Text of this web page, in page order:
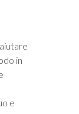
in
e